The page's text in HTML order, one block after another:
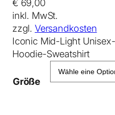
€ 69,00
inkl. MwSt.
zzgl. Versandkosten
Iconic Mid-Light
Hoodie-Sweatshirt
Größe